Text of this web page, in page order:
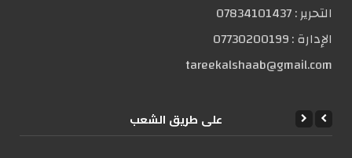
التحریر :07834101437
الإدارة :07730200199
tareekalshaab@gmail.com
علی طریق الشعب